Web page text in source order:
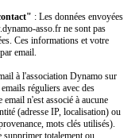
: Les données envoyées
asso.fr ne sont pas
Ces informations et votre
email.
à l'association Dynamo sur
réguliers avec des
n'est associé à aucune
(adresse IP, localisation) ou
mots clés utilisés).